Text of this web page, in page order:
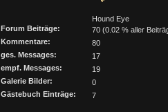
Hound Eye
Forum Beiträge:
70 (0.02 % aller
Kommentare:
80
ges. Messages:
17
empf. Messages:
19
Galerie Bilder:
0
Gästebuch Einträge:
7